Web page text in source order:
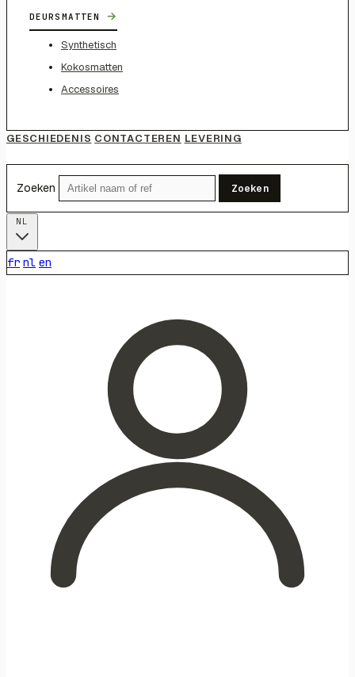
DEURSMATTEN →
Synthetisch
Kokosmatten
Accessoires
GESCHIEDENIS CONTACTEREN LEVERING
Zoeken Zoeken
fr nl en